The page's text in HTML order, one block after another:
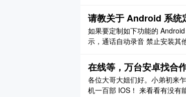
请教关于 Android 系统
如果要定制如下功能的
示，通话自动录音 禁止安装其
该不高吧？ 大家有这方面经验
在线等，万台安卓找合
各位大哥大姐们好。小弟初来
机一百部 IOS！ 来看看有没有